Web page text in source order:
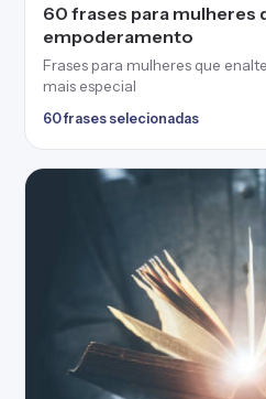
60 frases para mulheres
empoderamento
Frases para mulheres que
mais especial
60 frases selecionadas